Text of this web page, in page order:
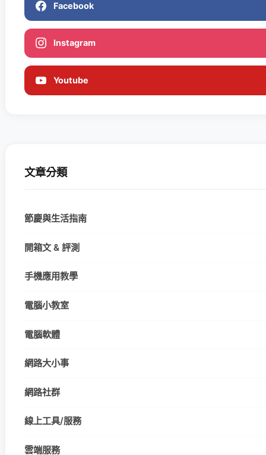
Facebook
Instagram
Youtube
文章分類
節慶與生活指南
開箱文 & 評測
手機應用教學
電腦小教室
電腦軟體
網路大小事
網路社群
線上工具/服務
雲端服務